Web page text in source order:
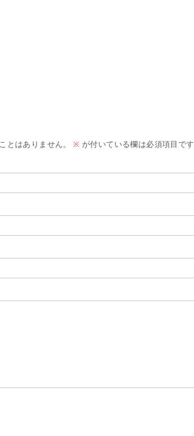
とはありません。 ※ が付いている欄は必須項目です